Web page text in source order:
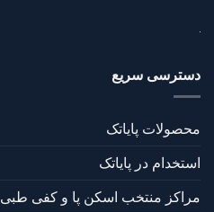
دسترسی سریع
محصولات پایاتک
استخدام در پایاتک
مراکز منتخب اسکن پا و کفی طبی